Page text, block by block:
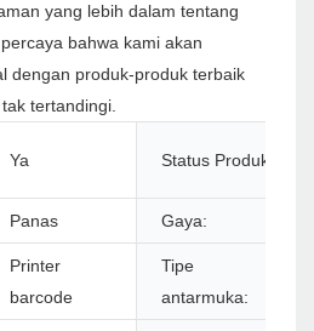
yang lebih dalam tentang
bahwa kami akan
dengan produk-produk terbaik
tertandingi.
Ya Status Produk:
Panas Gaya:
Printer
barcode
Tipe
antarmuka: